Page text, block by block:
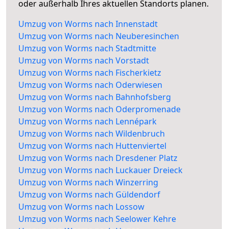
oder außerhalb Ihres aktuellen Standorts planen.
Umzug von Worms nach Innenstadt
Umzug von Worms nach Neuberesinchen
Umzug von Worms nach Stadtmitte
Umzug von Worms nach Vorstadt
Umzug von Worms nach Fischerkietz
Umzug von Worms nach Oderwiesen
Umzug von Worms nach Bahnhofsberg
Umzug von Worms nach Oderpromenade
Umzug von Worms nach Lennépark
Umzug von Worms nach Wildenbruch
Umzug von Worms nach Huttenviertel
Umzug von Worms nach Dresdener Platz
Umzug von Worms nach Luckauer Dreieck
Umzug von Worms nach Winzerring
Umzug von Worms nach Güldendorf
Umzug von Worms nach Lossow
Umzug von Worms nach Seelower Kehre